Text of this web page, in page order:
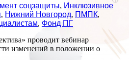
соцзащиты, Инклюзивное
, Нижний Новгород, ПМПК,
, Фонд ПГ
проводит вебинар
изменений в положении о